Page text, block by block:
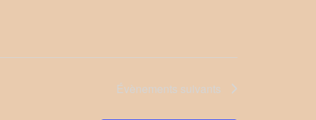
Évènements suivants